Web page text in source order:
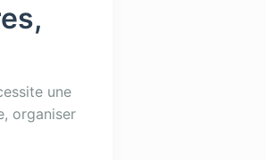
une
organiser